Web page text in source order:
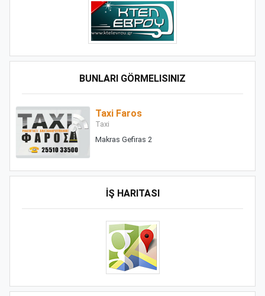
BUNLARI GÖRMELISINIZ
Taxi Faros
Taxi
Makras Gefiras 2
İŞ HARITASI